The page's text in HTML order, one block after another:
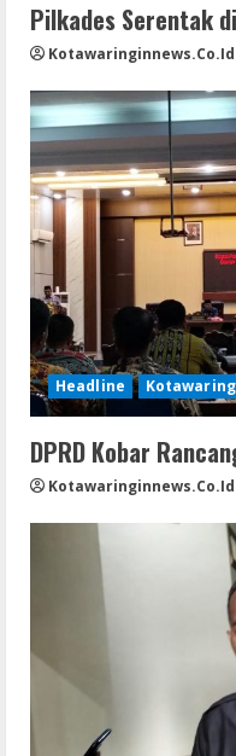
Pilkades Serentak
Kotawaringinnews.co.id
Headline
DPRD Kobar
Kotawaringinnews.co.id